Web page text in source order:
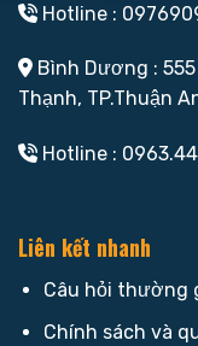
Hotline :
Bình Dương : 555
Thạnh, TP.Thuận
Hotline :
Liên kết nhanh
Câu hỏi thường
Chính sách và